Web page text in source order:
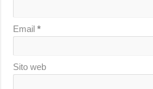
Email*
Sito web